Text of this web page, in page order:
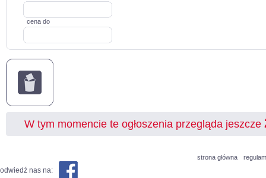
cena do
W tym momencie te ogłoszenia przegląda jeszcze
strona główna
odwiedź nas na: